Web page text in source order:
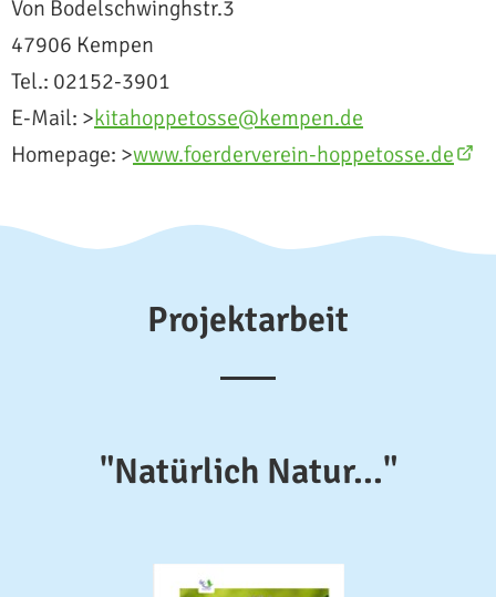
Von Bodelschwinghstr.3
47906 Kempen
Tel.: 02152-3901
E-Mail: >kitahoppetosse@kempen.de
Homepage: >www.foerderverein-hoppetosse.de
Projektarbeit
"Natürlich Natur..."